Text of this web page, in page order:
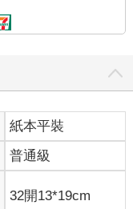
紙本平裝
普通級
32開13*19cm